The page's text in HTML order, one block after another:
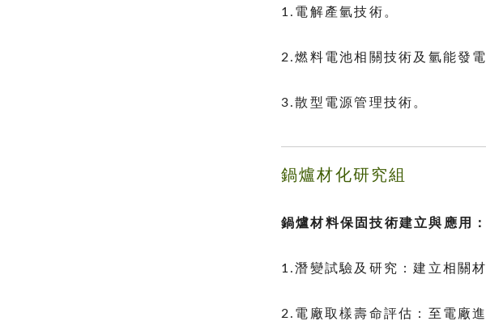
1.電解產氫技術。
2.燃料電池相關技術及氫能發電
3.散型電源管理技術。
鍋爐材化研究組
鍋爐材料保固技術建立與應用：
1.潛變試驗及研究：建立相關
2.電廠取樣壽命評估：至電廠